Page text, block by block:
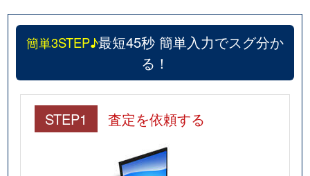
簡単3STEP♪最短45秒 簡単入力でスグ分か
る！
STEP1 査定を依頼する